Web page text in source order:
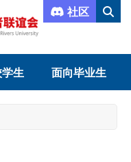
社区
生 面向毕业生